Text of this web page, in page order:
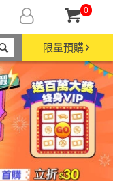
0
限量預購